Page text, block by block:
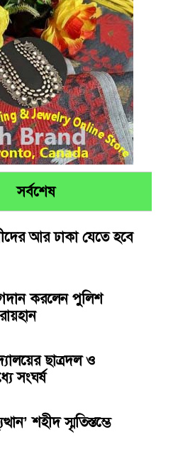
সর্বশেষ
আর ঢাকা যেতে হবে
করলেন পুলিশ
ছাত্রদল ও
সংঘর্ষ
শহীদ স্মৃতিস্তম্ভে